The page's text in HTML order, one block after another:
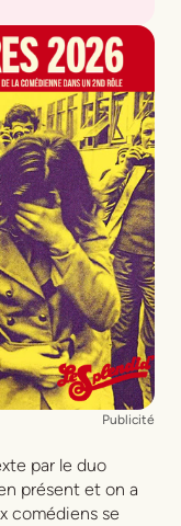
,Amine
Gaury
Publicité
par le duo
présent et on a
comédiens se